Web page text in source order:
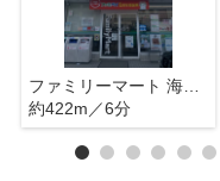
ファミリーマート 海老名社家店
約422m／6分